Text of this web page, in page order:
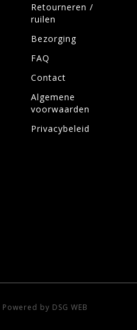
Retourneren /
ruilen
Bezorging
FAQ
Contact
Algemene
voorwaarden
Privacybeleid
Powered by DSG WEB